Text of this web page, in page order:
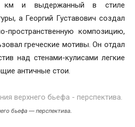
км и выдержанный в стиле
а Георгий Густавович создал
пространственную композицию,
греческие мотивы. Он отдал
над стенами-кулисами легкие
античные стои.
бьефа — перспектива.